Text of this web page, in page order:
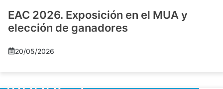
EAC 2026. Exposición en el MUA y
elección de ganadores
20/05/2026